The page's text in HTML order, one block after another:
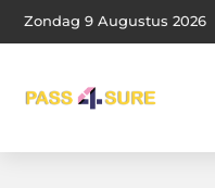
Zondag 9 Augustus 2026